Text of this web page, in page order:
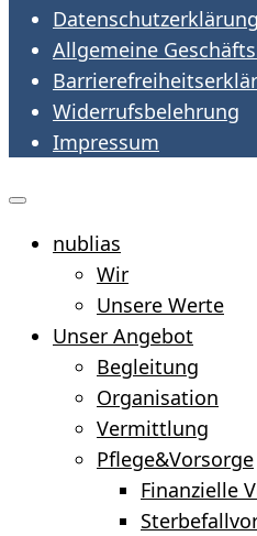
Datenschutzerklärung
Allgemeine
Widerrufsbelehrung
Impressum
nublias
Wir
Unsere Werte
Unser Angebot
Begleitung
Organisation
Vermittlung
Pflege&Vorsorge
Finanzielle